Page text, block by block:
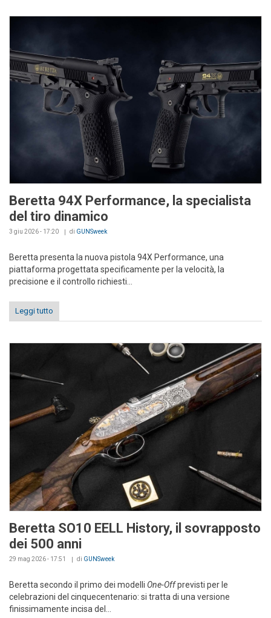
Beretta 94X Performance, la specialista
del tiro dinamico
3 giu 2026 - 17:20 di GUNSweek
Beretta presenta la nuova pistola 94X Performance, una
piattaforma progettata specificamente per la velocità, la
precisione e il controllo richiesti...
Leggi tutto
Beretta SO10 EELL History, il sovrapposto
dei 500 anni
29 mag 2026 - 17:51 di GUNSweek
Beretta secondo il primo dei modelli One-Offprevisti per le
celebrazioni del cinquecentenario: si tratta di una versione
finissimamente incisa del...